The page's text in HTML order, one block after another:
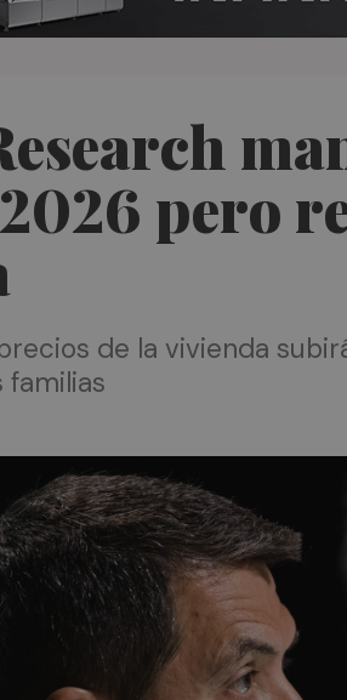
pero
de la vivienda
familias